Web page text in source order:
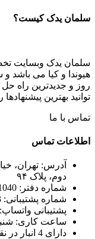
بود.
سلمان یدک کیست؟
سلمان یدک وبسایت
هیوندا و کیا می باشد
روز و جدیدترین راه
توانید بهترین
تماس با ما
اطلاعات تماس
آدرس: تهران،
دوم، پلاک ۹۴
شماره دفتر: 02133911040
شماره پشتیبانی: 09122270783
پشتیبانی واتساپ: 09122270783
ساعت کاری: شنبه تا چهارشنبه:
دارای 4 انبار در نقاط مختلف تهران و کشور